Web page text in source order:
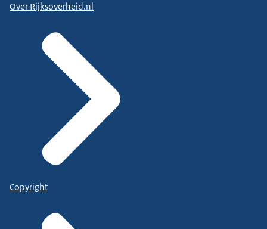
Over Rijksoverheid.nl
Copyright